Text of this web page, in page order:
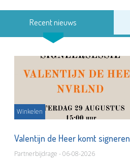
Recent nieuws
Winkelen
Valentijn de Heer komt signeren
Partnerbijdrage - 06-08-2026